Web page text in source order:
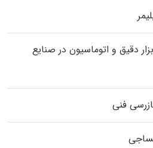
دقیق و اتوماسیون در صنایع
فنی